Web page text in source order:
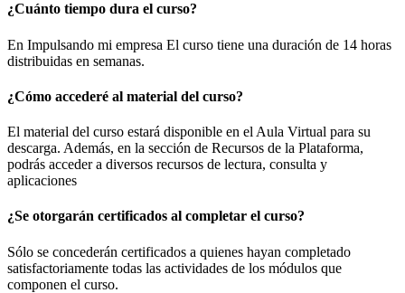
¿Cuánto tiempo dura el curso?
En Impulsando mi empresa El curso tiene una duración de 14 horas
distribuidas en semanas.
¿Cómo accederé al material del curso?
El material del curso estará disponible en el Aula Virtual para su
descarga. Además, en la sección de Recursos de la Plataforma,
podrás acceder a diversos recursos de lectura, consulta y
aplicaciones
¿Se otorgarán certificados al completar el curso?
Sólo se concederán certificados a quienes hayan completado
satisfactoriamente todas las actividades de los módulos que
componen el curso.